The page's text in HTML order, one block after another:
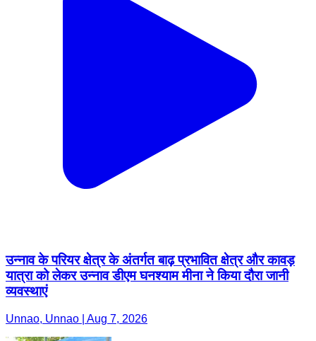
उन्नाव के परियर क्षेत्र के अंतर्गत बाढ़ प्रभावित क्षेत्र और कावड़
यात्रा को लेकर उन्नाव डीएम घनश्याम मीना ने किया दौरा जानी
व्यवस्थाएं
Unnao, Unnao | Aug 7, 2026